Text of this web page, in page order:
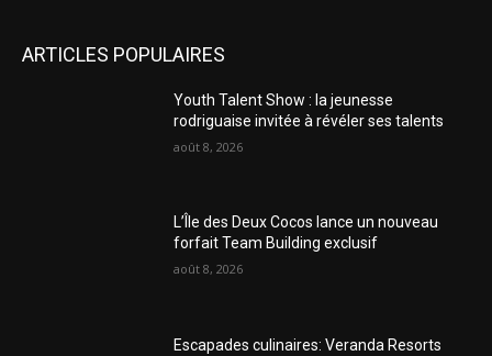
ARTICLES POPULAIRES
Youth Talent Show : la jeunesse
rodriguaise invitée à révéler ses talents
août 8, 2026
L’Île des Deux Cocos lance un nouveau
forfait Team Building exclusif
août 8, 2026
Escapades culinaires: Veranda Resorts